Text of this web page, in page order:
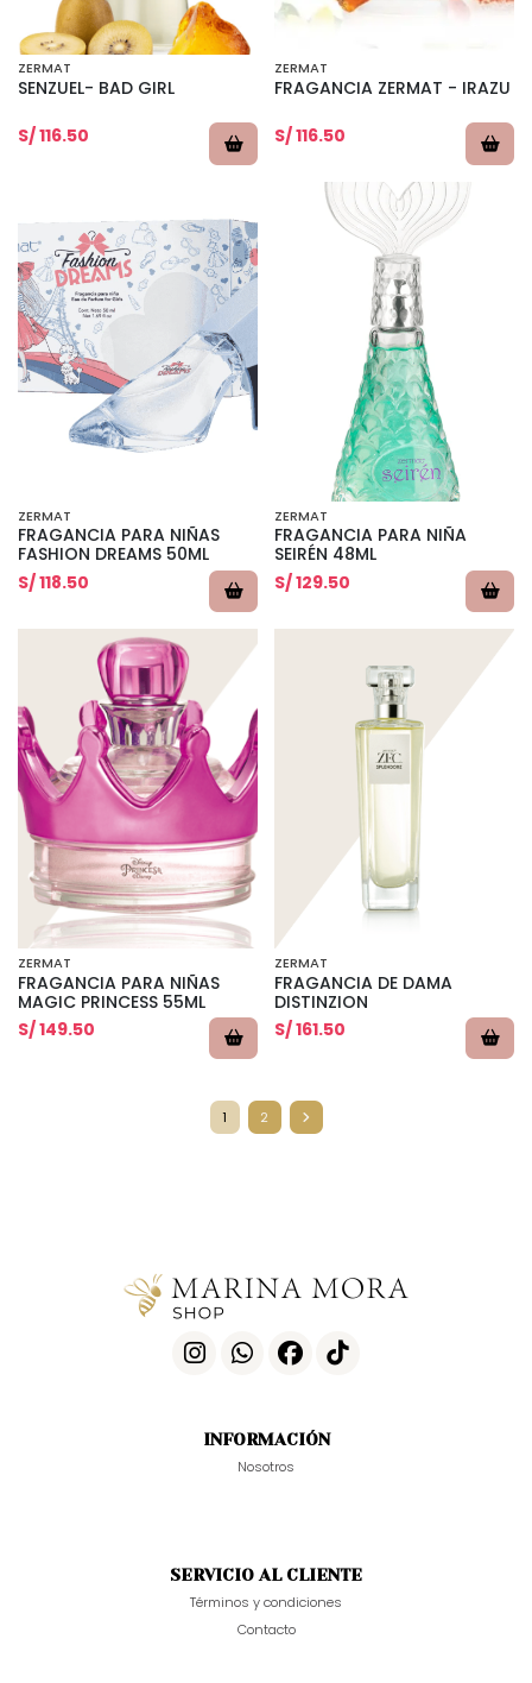
ZERMAT
SENZUEL- BAD GIRL
S/ 116.50
ZERMAT
FRAGANCIA ZERMAT - IRAZU
S/ 116.50
ZERMAT
FRAGANCIA PARA NIÑAS
FASHION DREAMS 50ML
S/ 118.50
ZERMAT
FRAGANCIA PARA NIÑA
SEIRÉN 48ML
S/ 129.50
ZERMAT
FRAGANCIA PARA NIÑAS
MAGIC PRINCESS 55ML
S/ 149.50
ZERMAT
FRAGANCIA DE DAMA
DISTINZION
S/ 161.50
1 2
INFORMACIÓN
Nosotros
SERVICIO AL CLIENTE
Términos y condiciones
Contacto